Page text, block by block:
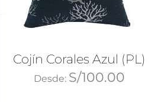
Cojín Corales Azul (PL)
Desde: S/100.00